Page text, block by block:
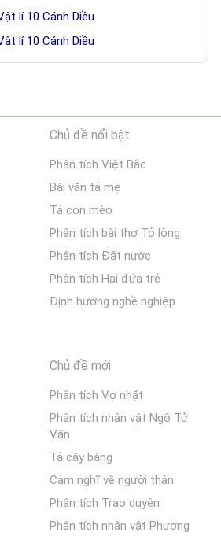
lí 10 Cánh Diều
lí 10 Cánh Diều
Chủ đề nổi bật
Phân tích Việt Bắc
Bài văn tả mẹ
Tả con mèo
Phân tích bài thơ Tỏ lòng
Phân tích Đất nước
Phân tích Hai đứa trẻ
Định hướng nghề nghiệp
Chủ đề mới
Phân tích Vợ nhặt
Phân tích nhân vật Ngô Tử
Văn
Tả cây bàng
Cảm nghĩ về người thân
Phân tích Trao duyên
Phân tích nhân vật Phương